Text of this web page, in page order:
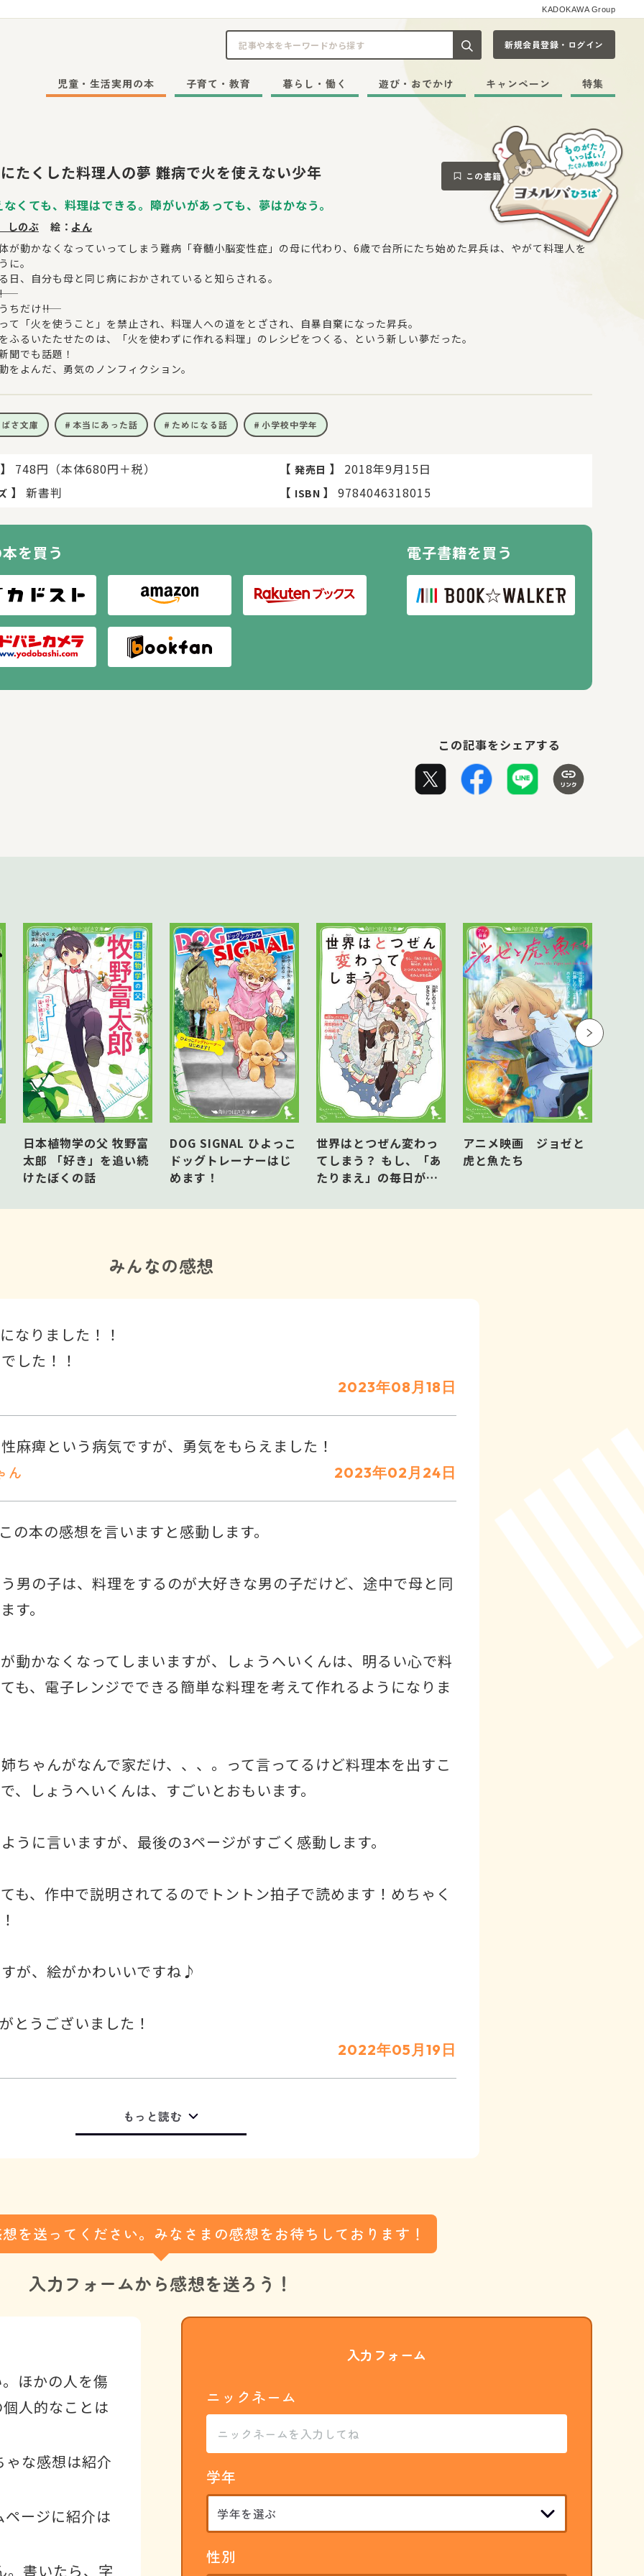
KADOKAWA Group
記事や本をキーワードから探す
新規会員登録・ログイン
児童・生活実用の本 子育て・教育 暮らし・働く 遊び・おでかけ キャンペーン 特集
たくした料理人の夢 難病で火を使えない少年 この書籍をブックマークする
くても、料理はできる。障がいがあっても、夢はかなう。
しのぶ 絵： よん
が動かなくなっていってしまう難病「脊髄小脳変性症」の母に代わり、6歳で台所にたち始めた昇兵は、やがて料理人を
に。
日、自分も母と同じ病におかされていると知らされる。
ちだけ――!!
て「火を使うこと」を禁止され、料理人への道をとざされ、自暴自棄になった昇兵。
ふるいたたせたのは、「火を使わずに作れる料理」のレシピをつくる、という新しい夢だった。
聞でも話題！
をよんだ、勇気のノンフィクション。
さ文庫 本当にあった話 ためになる話 小学校中学年
】 748円（本体680円＋税） 【 発売日 】 2018年9月15日
】 新書判 【 ISBN 】 9784046318015
を買う 電子書籍を買う
この記事をシェアする
日本植物学の父 牧野富
太郎 「好き」を追い続
けたぼくの話
DOG SIGNAL ひよっこ
ドッグトレーナーはじ
めます！
世界はとつぜん変わっ
てしまう？ もし、「あ
たりまえ」の毎日が、
われたら？をかんがえ
アニメ映画 ジョゼと
虎と魚たち
みんなの感想
なりました！！
した！！
2023年08月18日
麻痺という病気ですが、勇気をもらえました！
ん
2023年02月24日
の本の感想を言いますと感動します。
男の子は、料理をするのが大好きな男の子だけど、途中で母と同
す。
動かなくなってしまいますが、しょうへいくんは、明るい心で料
も、電子レンジでできる簡単な料理を考えて作れるようになりま
ちゃんがなんで家だけ、、、。って言ってるけど料理本を出すこ
、しょうへいくんは、すごいとおもいます。
うに言いますが、最後の3ページがすごく感動します。
も、作中で説明されてるのでトントン拍子で読めます！めちゃく
が、絵がかわいいですね♪
とうございました！
2022年05月19日
もっと読む
を送ってください。みなさまの感想をお待ちしております！
入力フォームから感想を送ろう！
ほかの人を傷
人的なことは
な感想は紹介
ージに紹介は
。書いたら、字
入力フォーム
ニックネーム
学年
性別